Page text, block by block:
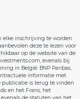
elke inschrijving te worden
deze te lezen voor
op de website van de
evenals bij
in België: BNP Paribas,
informatie met
is terug te vinden
en het Frans, het
de statuten van het